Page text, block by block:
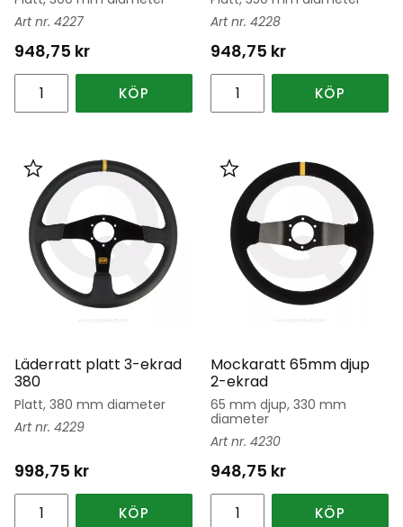
4227
948,75 kr
KÖP
4228
948,75 kr
KÖP
Läderratt platt 3-ekrad
380
Platt, 380 mm diameter
4229
998,75 kr
Lägg till i favoriter
KÖP
Mockaratt 65mm djup
2-ekrad
65 mm djup, 330 mm
diameter
4230
948,75 kr
Lägg till i favoriter
KÖP